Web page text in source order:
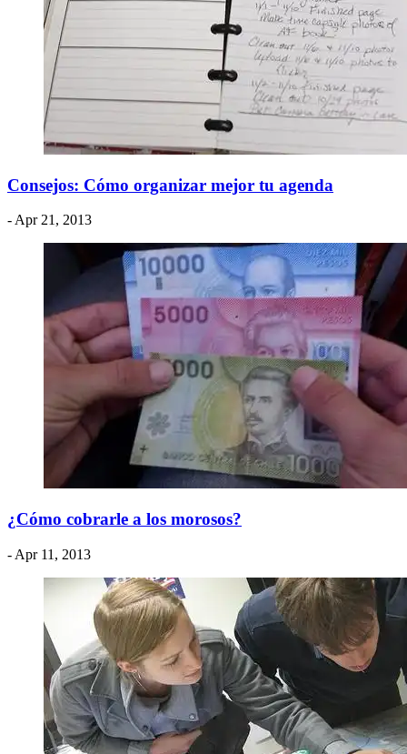
Consejos: Cómo organizar mejor tu agenda
- Apr 21, 2013
¿Cómo cobrarle a los morosos?
- Apr 11, 2013